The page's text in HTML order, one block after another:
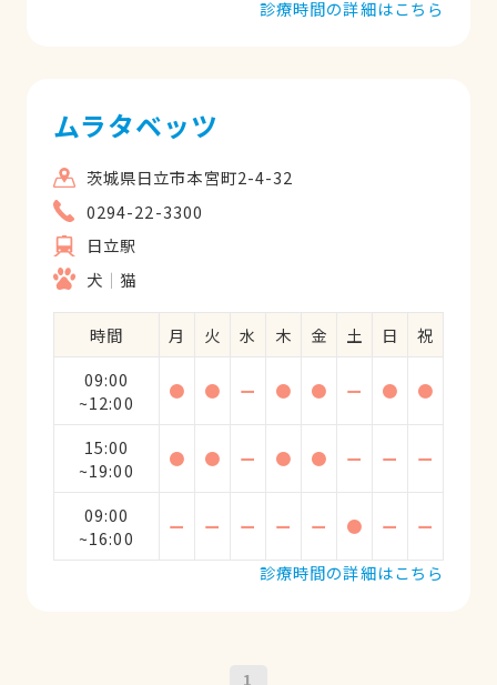
診療時間の詳細はこちら
ムラタベッツ
茨城県日立市本宮町2-4-32
0294-22-3300
日立駅
犬
猫
時間 月 火 水 木 金 土 日
祝
09:00
~12:00
● ● ー ● ● ー ● ●
15:00
~19:00
● ● ー ● ● ー ー ー
09:00
~16:00
ー ー ー ー ー ● ー
ー
診療時間の詳細はこちら
1